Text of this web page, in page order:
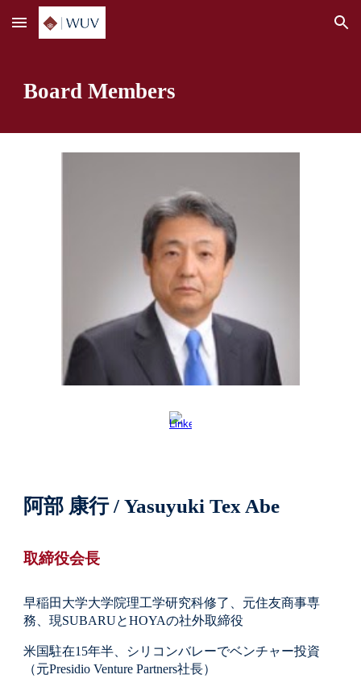
Skip to main content Skip to navigation
Board Members
阿部 康行/ Yasuyuki Tex Abe
取締役会長
早稲田大学大学院理工学研究科修了、元住友商事専
務、現SUBARUとHOYAの社外取締役
米国駐在15年半、シリコンバレーでベンチャー投資
（元Presidio Venture Partners社長）